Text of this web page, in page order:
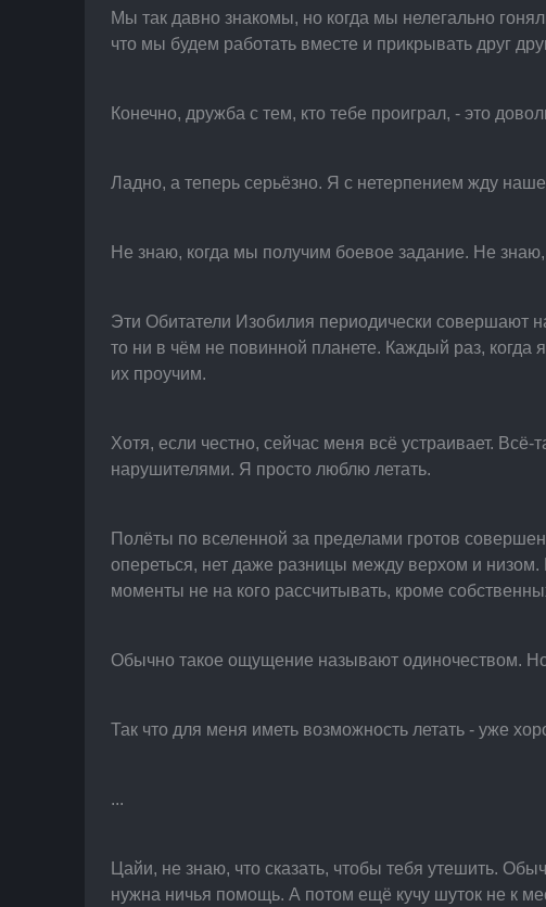
Мы так давно знакомы, но когда мы нелегально
что мы будем работать вместе и прикрывать друг
Конечно, дружба с тем, кто тебе проиграл, - это
Ладно, а теперь серьёзно. Я с нетерпением жду
Не знаю, когда мы получим боевое задание. Не
Эти Обитатели Изобилия периодически совершают
то ни в чём не повинной планете. Каждый раз, когда
их проучим.
Хотя, если честно, сейчас меня всё устраивает.
нарушителями. Я просто люблю летать.
Полёты по вселенной за пределами гротов
опереться, нет даже разницы между верхом и низом.
моменты не на кого рассчитывать, кроме
Обычно такое ощущение называют одиночеством.
Так что для меня иметь возможность летать - уже
...
Цайи, не знаю, что сказать, чтобы тебя утешить.
нужна ничья помощь. А потом ещё кучу шуток не к